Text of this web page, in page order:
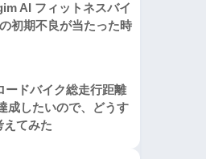
AI フィットネスバイ
初期不良が当たった時
ードバイク総走行距離
成したいので、どうす
えてみた